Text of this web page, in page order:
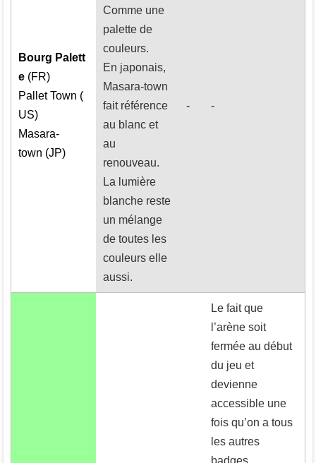
Bourg Palett
e (FR)
Pallet Town (
US)
Masara-
town (JP)
Comme une
palette de
couleurs.
En japonais,
Masara-town
fait référence
au blanc et
au
renouveau.
La lumière
blanche reste
un mélange
de toutes les
couleurs elle
aussi.
- -
Le fait que
l’arène soit
fermée au début
du jeu et
devienne
accessible une
fois qu’on a tous
les autres